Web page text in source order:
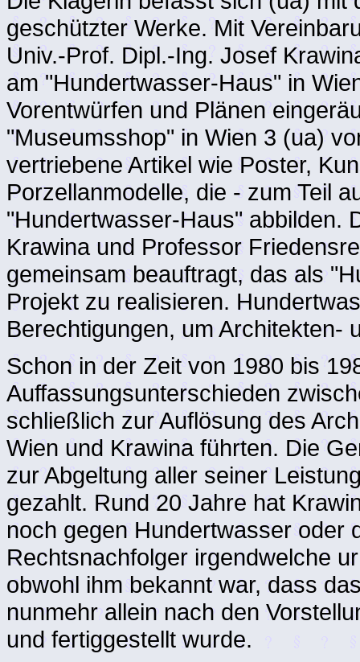
geschützter Werke. Mit
Univ.-Prof. Dipl.-Ing. Josef
am "Hundertwasser-Haus" in
Vorentwürfen und Plänen
"Museumsshop" in Wien 3 (ua)
vertriebene Artikel wie Poster,
Porzellanmodelle, die - zum Teil
"Hundertwasser-Haus" abbilden.
Krawina und Professor
gemeinsam beauftragt, das als
Projekt zu realisieren.
Berechtigungen, um Architekten-
Schon in der Zeit von 1980 bis
Auffassungsunterschieden
schließlich zur Auflösung des
Wien und Krawina führten. Die
zur Abgeltung aller seiner
gezahlt. Rund 20 Jahre hat
noch gegen Hundertwasser oder
Rechtsnachfolger irgendwelche
obwohl ihm bekannt war, dass
nunmehr allein nach den
und fertiggestellt wurde.